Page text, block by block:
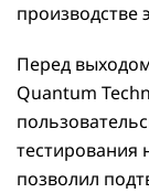
производстве
Перед
Quantum
тестирования
позволил